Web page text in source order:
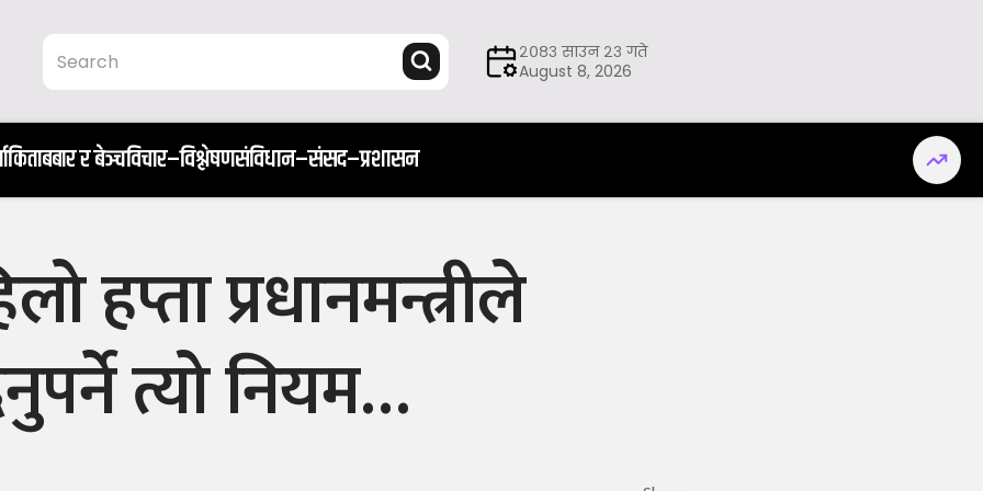
२०८३ साउन २३ गते
August 8, 2026
किताबबार र बेञ्चविचार–विश्लेषणसंविधान–संसद–प्रशासन
हप्ता प्रधानमन्त्रीले
त्यो नियम…